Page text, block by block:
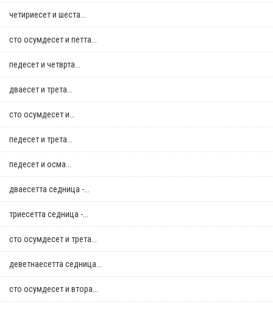
четириесет и шеста...
сто осумдесет и петта...
педесет и четврта...
дваесет и трета...
сто осумдесет и...
педесет и трета...
педесет и осма...
дваесетта седница -...
триесетта седница -...
сто осумдесет и трета...
деветнаесетта седница...
сто осумдесет и втора...